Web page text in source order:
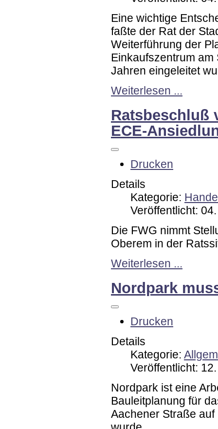
Eine wichtige
faßte der Rat der
Weiterführung der
Einkaufszentrum
Jahren eingeleitet
Weiterlesen ...
Ratsbeschluß
ECE-
Drucken
Details
Kategorie:
Veröffentlicht:
Die FWG nimmt
Oberem in der
Weiterlesen ...
Nordpark
Drucken
Details
Kategorie:
Veröffentlicht:
Nordpark ist eine
Bauleitplanung für
Aachener Straße